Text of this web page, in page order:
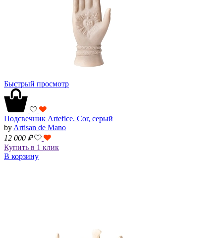
Быстрый просмотр
Подсвечник Artefice. Cor, серый
by Artisan de Mano
12 000 ₽
Купить в 1 клик
В корзину